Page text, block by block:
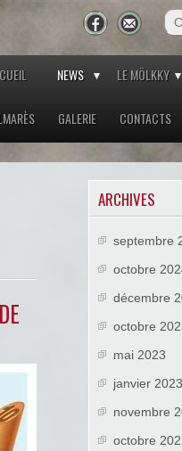
NEWS LE MÖLKKY
GALERIE CONTACTS
ARCHIVES
septembre
octobre
décembre
octobre
mai 2023
janvier 2023
novembre
octobre